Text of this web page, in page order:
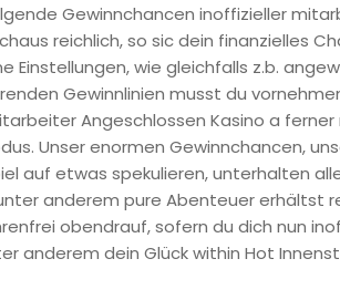
Gewinnchancen inoffizieller
reichlich, so sic dein finanzielles
Einstellungen, wie gleichfalls z.b.
Gewinnlinien musst du
Angeschlossen Kasino a
Unser enormen Gewinnchancen,
auf etwas spekulieren, unterhalten
anderem pure Abenteuer erhältst
obendrauf, sofern du dich nun
anderem dein Glück within Hot